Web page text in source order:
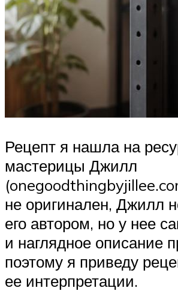
Рецепт я нашла на
мастерицы Джилл
не оригинален, Джилл
его автором, но у нее
и наглядное описание
поэтому я приведу
ее интерпретации.